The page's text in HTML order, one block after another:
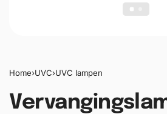
Home›UVC›UVC lampen